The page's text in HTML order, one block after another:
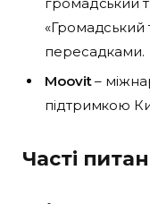
«Громадський
пересадками.
Moovit–
підтримкою
Часті